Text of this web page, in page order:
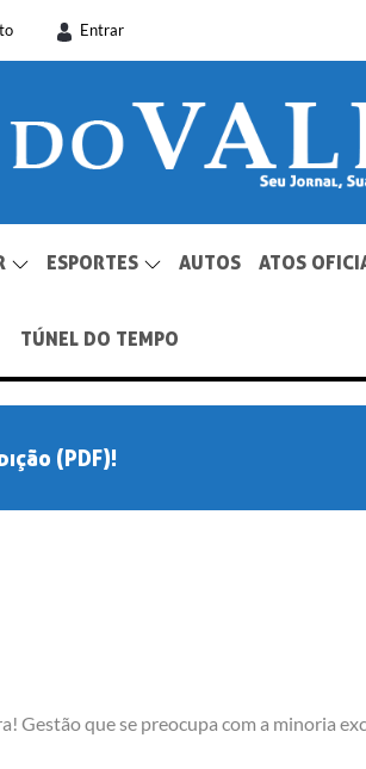
Entrar
ESPORTES AUTOS ATOS
TÚNEL DO TEMPO
(PDF)!
Gestão que se preocupa com a minoria